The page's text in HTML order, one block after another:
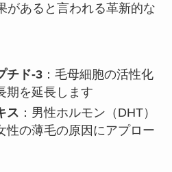
があると言われる革新的な
チド-3：毛母細胞の活性化
期を延長します
ス ：男性ホルモン（DHT）
性の薄毛の原因にアプロー